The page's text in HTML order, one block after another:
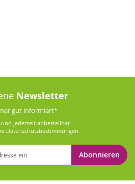
Newsletter
gut informiert*
jederzeit abbestellbar.
Datenschutzbestimmungen.
Abonnieren